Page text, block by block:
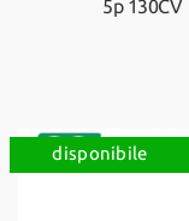
5p 130CV
disponibile
sul